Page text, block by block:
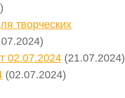
творческих
02.07.2024 (21.07.2024)
(02.07.2024)